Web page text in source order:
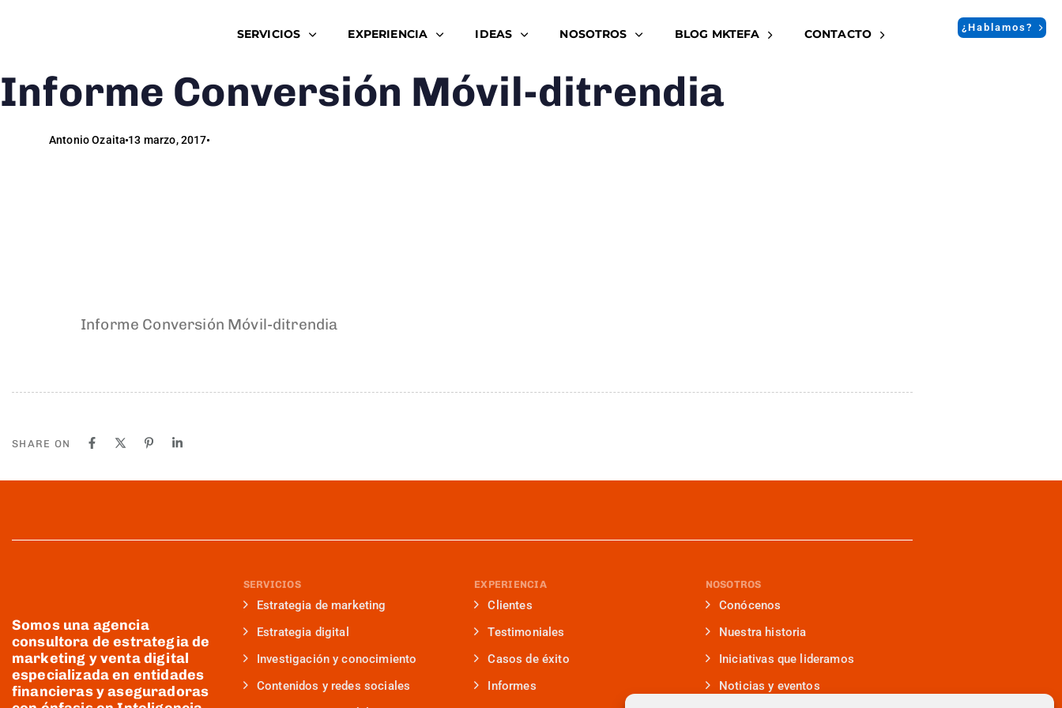
SERVICIOS EXPERIENCIA IDEAS NOSOTROS BLOG MKTEFA CONTACTO ¿Hablamos?
Informe Conversión Móvil-ditrendia
Author
Antonio Ozaita
Published
on:
13 marzo, 2017
Published
in:
Informe Conversión Móvil-ditrendia
SHARE ON
Somos una agencia
consultora de estrategia de
marketing y venta digital
especializada en entidades
financieras y aseguradoras
SERVICIOS
Estrategia de marketing
Estrategia digital
Investigación y conocimiento
Contenidos y redes sociales
EXPERIENCIA
Clientes
Testimoniales
Casos de éxito
Informes
NOSOTROS
Conócenos
Nuestra historia
Iniciativas que lideramos
Noticias y eventos